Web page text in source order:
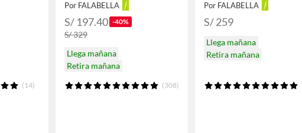
(14)
Por FALABELLA
S/ 197.40 -40%
S/ 329
Llega mañana
Retira mañana
(308)
Por FALABELLA
S/ 259
Llega mañana
Retira mañana